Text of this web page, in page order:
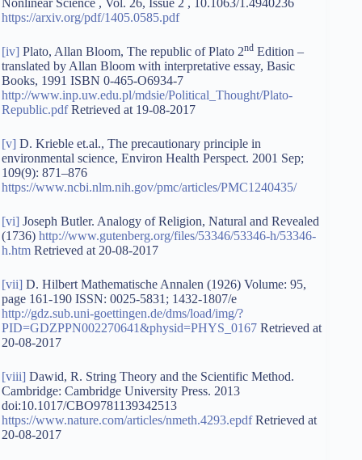
https://arxiv.org/pdf/1405.0585.pdf
[iv] Plato, Allan Bloom, The republic of Plato 2nd Edition –
translated by Allan Bloom with interpretative essay, Basic
Books, 1991 ISBN 0-465-O6934-7
http://www.inp.uw.edu.pl/mdsie/Political_Thought/Plato-
Republic.pdfRetrieved at 19-08-2017
[v] D. Krieble et.al., The precautionary principle in
environmental science, Environ Health Perspect. 2001 Sep;
109(9): 871–876
https://www.ncbi.nlm.nih.gov/pmc/articles/PMC1240435/
[vi] Joseph Butler. Analogy of Religion, Natural and Revealed
(1736) http://www.gutenberg.org/files/53346/53346-h/53346-
h.htm Retrieved at 20-08-2017
[vii] D. Hilbert Mathematische Annalen (1926) Volume: 95,
page 161-190 ISSN: 0025-5831; 1432-1807/e
http://gdz.sub.uni-goettingen.de/dms/load/img/?
PID=GDZPPN002270641&physid=PHYS_0167 Retrieved at
20-08-2017
[viii] Dawid, R. String Theory and the Scientific Method.
Cambridge: Cambridge University Press. 2013
doi:10.1017/CBO9781139342513
https://www.nature.com/articles/nmeth.4293.epdfRetrieved at
20-08-2017